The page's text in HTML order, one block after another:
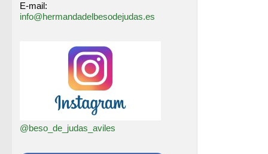
E-mail:
info@hermandadelbesodejudas.es
@beso_de_judas_aviles